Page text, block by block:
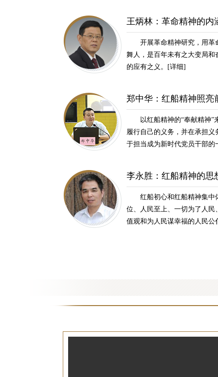
王炳林：革命精神的内
开展革命精神研究，用革
舞人，是百年未有之大变局
的应有之义。
[详细]
郑中华：红船精神照亮
以红船精神的“奉献精神
履行自己的义务，并在承担
于担当成为新时代党员干部的
李永胜：红船精神的思
红船初心和红船精神集中
位、人民至上、一切为了人
值观和为人民谋幸福的人民公